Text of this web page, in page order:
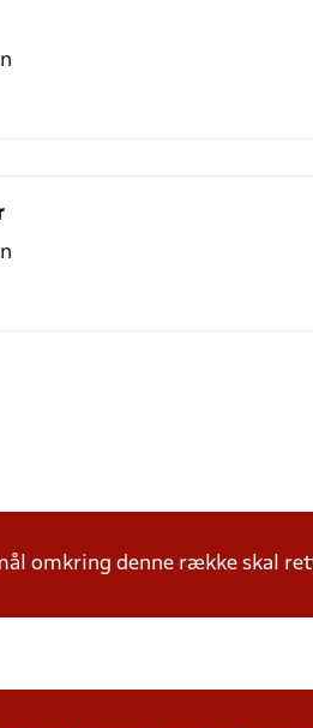
omkring denne række skal